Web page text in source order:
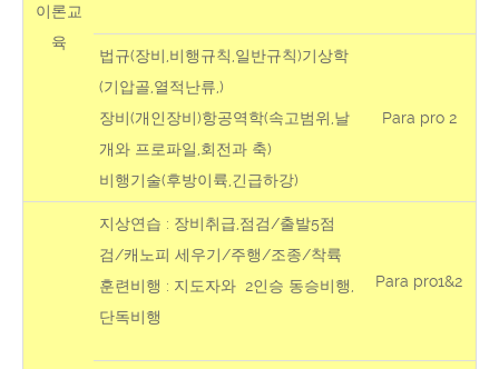
이론교
육
법규(장비,비행규칙,일반규칙)기상학
(기압골,열적난류,)
장비(개인장비)항공역학(속고범위,날
개와 프로파일,회전과 축)
비행기술(후방이륙,긴급하강)
Para pro 2
지상연습 : 장비취급,점검/출발5점
검/캐노피 세우기/주행/조종/착륙
훈련비행 : 지도자와 2인승 동승비행,
단독비행
Para pro1&2